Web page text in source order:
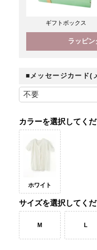
ギフトボックス
ラッピン
■メッセージカード(
カラー
ホワイト
サイズ
M L